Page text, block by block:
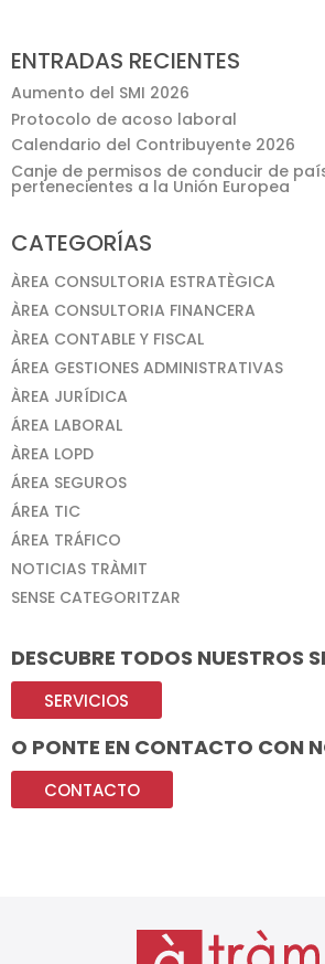
ENTRADAS RECIENTES
Aumento del SMI 2026
Protocolo de acoso laboral
Calendario del Contribuyente 2026
Canje de permisos de conducir de
pertenecientes a la Unión Europea
CATEGORÍAS
ÀREA CONSULTORIA ESTRATÈGICA
ÀREA CONSULTORIA FINANCERA
ÀREA CONTABLE Y FISCAL
ÁREA GESTIONES ADMINISTRATIVAS
ÀREA JURÍDICA
ÁREA LABORAL
ÀREA LOPD
ÁREA SEGUROS
ÁREA TIC
ÁREA TRÁFICO
NOTICIAS TRÀMIT
SENSE CATEGORITZAR
DESCUBRE TODOS NUESTROS
SERVICIOS
O PONTE EN CONTACTO CON
CONTACTO